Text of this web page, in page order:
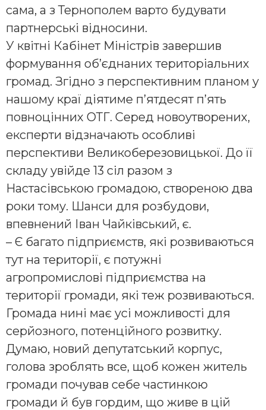
сама, а з Тернополем варто будувати
партнерські відносини.
У квітні Кабінет Міністрів завершив
формування об’єднаних територіальних
громад. Згідно з перспективним планом у
нашому краї діятиме п’ятдесят п’ять
повноцінних ОТГ. Серед новоутворених,
експерти відзначають особливі
перспективи Великоберезовицької. До її
складу увійде 13 сіл разом з
Настасівською громадою, створеною два
роки тому. Шанси для розбудови,
впевнений Іван Чайківський, є.
– Є багато підприємств, які розвиваються
тут на території, є потужні
агропромислові підприємства на
території громади, які теж розвиваються.
Громада нині має усі можливості для
серйозного, потенційного розвитку.
Думаю, новий депутатський корпус,
голова зроблять все, щоб кожен житель
громади почував себе частинкою
громади й був гордим, що живе в цій